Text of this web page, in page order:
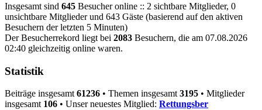
Insgesamt sind 645 Besucher online :: 2 sichtbare Mitglieder, 0
unsichtbare Mitglieder und 643 Gäste (basierend auf den aktiven
Besuchern der letzten 5 Minuten)
Der Besucherrekord liegt bei 2083 Besuchern, die am 07.08.2026
02:40 gleichzeitig online waren.
Statistik
Beiträge insgesamt 61236 • Themen insgesamt 3195 • Mitglieder
insgesamt 106 • Unser neuestes Mitglied: Rettungsber